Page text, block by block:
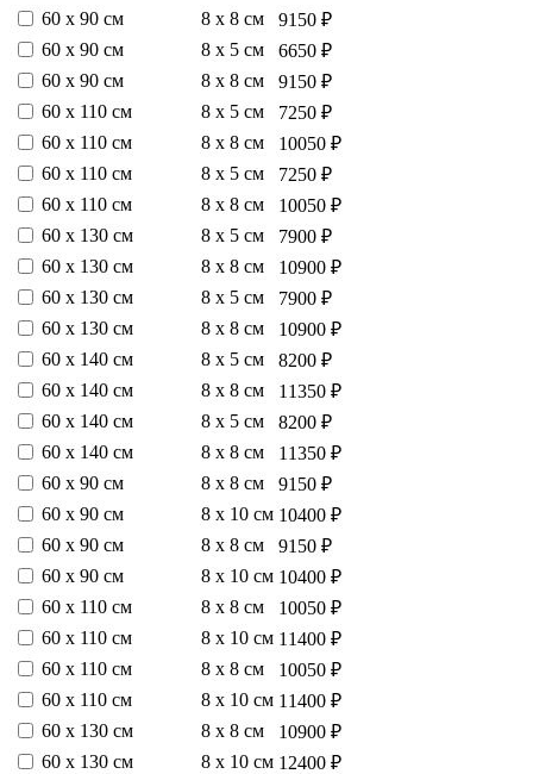
60 х 90 см
8 х 8 см
9150 ₽
60 х 90 см
8 х 5 см
6650 ₽
60 х 90 см
8 х 8 см
9150 ₽
60 х 110 см
8 х 5 см
7250 ₽
60 х 110 см
8 х 8 см
10050 ₽
60 х 110 см
8 х 5 см
7250 ₽
60 х 110 см
8 х 8 см
10050 ₽
60 х 130 см
8 х 5 см
7900 ₽
60 х 130 см
8 х 8 см
10900 ₽
60 х 130 см
8 х 5 см
7900 ₽
60 х 130 см
8 х 8 см
10900 ₽
60 х 140 см
8 х 5 см
8200 ₽
60 х 140 см
8 х 8 см
11350 ₽
60 х 140 см
8 х 5 см
8200 ₽
60 х 140 см
8 х 8 см
11350 ₽
60 х 90 см
8 х 8 см
9150 ₽
60 х 90 см
8 х 10 см 10400 ₽
60 х 90 см
8 х 8 см
9150 ₽
60 х 90 см
8 х 10 см 10400 ₽
60 х 110 см
8 х 8 см
10050 ₽
60 х 110 см
8 х 10 см 11400 ₽
60 х 110 см
8 х 8 см
10050 ₽
60 х 110 см
8 х 10 см 11400 ₽
60 х 130 см
8 х 8 см
10900 ₽
60 х 130 см
8 х 10 см 12400 ₽